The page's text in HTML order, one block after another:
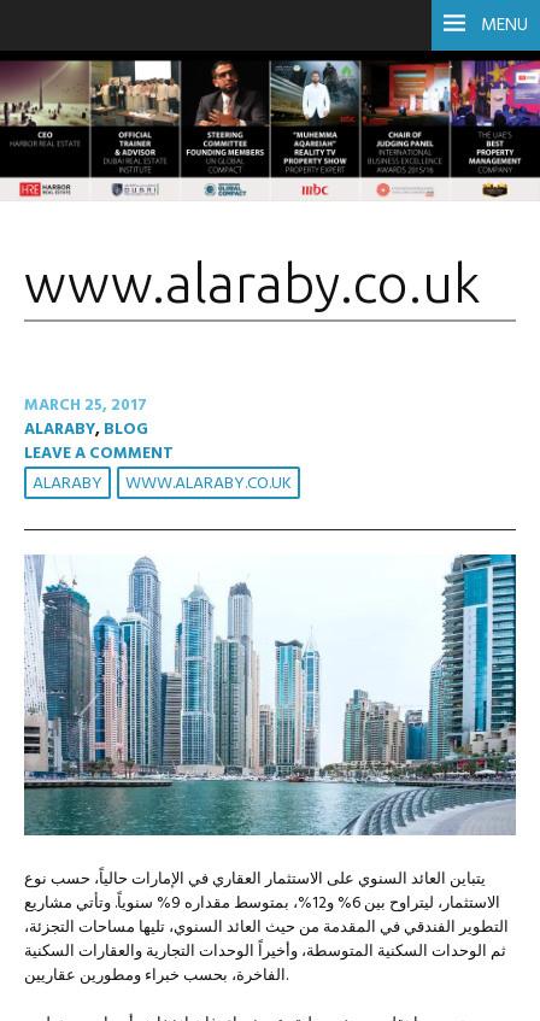
MENU
www.alaraby.co.uk
MARCH 25, 2017
ALARABY,BLOG
LEAVE A COMMENT
ALARABY WWW.ALARABY.CO.UK
يتباين العائد السنوي على الاستثمار العقاري في الإمارات حالياً، حسب نوع
الاستثمار، ليتراوح بين 6% و12%، بمتوسط مقداره 9% سنوياً. وتأتي مشاريع
التطوير الفندقي في المقدمة من حيث العائد السنوي، تليها مساحات التجزئة،
ثم الوحدات السكنية المتوسطة، وأخيراً الوحدات التجارية والعقارات السكنية
الفاخرة، بحسب خبراء ومطورين عقاريين.